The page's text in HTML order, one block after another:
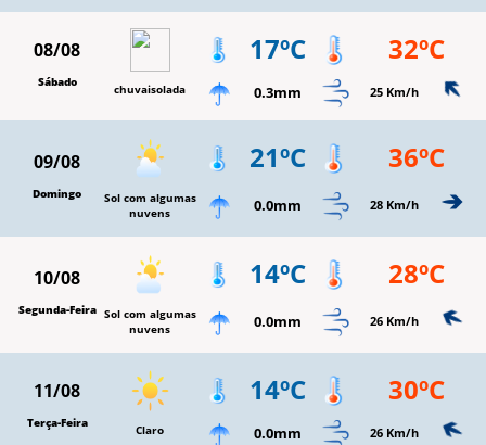
08/08
Sábado chuvaisolada
17ºC 32ºC
0.3mm 25 Km/h
09/08
Domingo
Sol com algumas
nuvens
21ºC 36ºC
0.0mm 28 Km/h
10/08
Segunda-Feira Sol com algumas
nuvens
14ºC 28ºC
0.0mm 26 Km/h
11/08
Terça-Feira Claro
14ºC 30ºC
0.0mm 26 Km/h